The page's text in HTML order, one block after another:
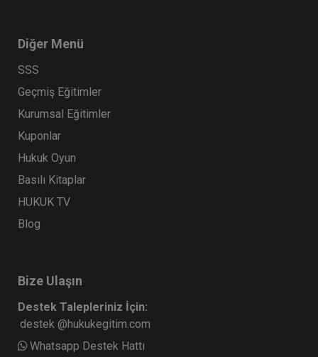
Diğer Menü
SSS
Geçmiş Eğitimler
Kurumsal Eğitimler
Kuponlar
Hukuk Oyun
Basılı Kitaplar
HUKUK TV
Blog
Bize Ulaşın
Destek Talepleriniz İçin:
destek @hukukegitim.com
Whatsapp Destek Hattı